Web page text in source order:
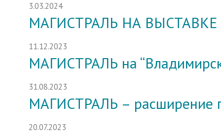
3.03.2024
МАГИСТРАЛЬ НА
11.12.2023
МАГИСТРАЛЬ на
31.08.2023
МАГИСТРАЛЬ – расширение
20.07.2023